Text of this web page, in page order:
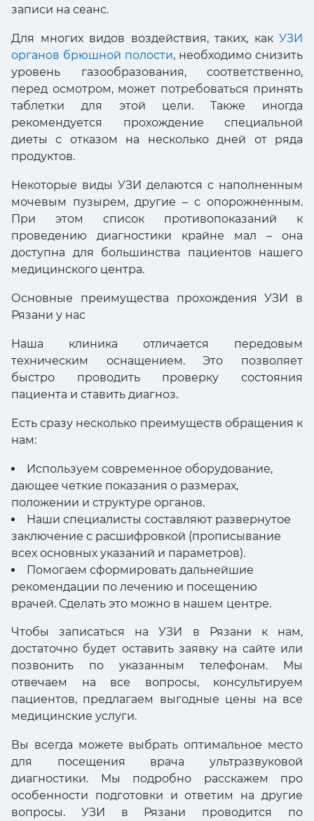
записи на сеанс.
Для многих видов воздействия, таких, как УЗИ
органов брюшной полости, необходимо снизить
уровень газообразования, соответственно,
перед осмотром, может потребоваться принять
таблетки для этой цели. Также иногда
рекомендуется прохождение специальной
диеты с отказом на несколько дней от ряда
продуктов.
Некоторые виды УЗИ делаются с наполненным
мочевым пузырем, другие – с опорожненным.
При этом список противопоказаний к
проведению диагностики крайне мал – она
доступна для большинства пациентов нашего
медицинского центра.
Основные преимущества прохождения УЗИ в
Рязани у нас
Наша клиника отличается передовым
техническим оснащением. Это позволяет
быстро проводить проверку состояния
пациента и ставить диагноз.
Есть сразу несколько преимуществ обращения к
нам:
Используем современное оборудование,
дающее четкие показания о размерах,
положении и структуре органов.
Наши специалисты составляют развернутое
заключение с расшифровкой (прописывание
всех основных указаний и параметров).
Помогаем сформировать дальнейшие
рекомендации по лечению и посещению
врачей. Сделать это можно в нашем центре.
Чтобы записаться на УЗИ в Рязани к нам,
достаточно будет оставить заявку на сайте или
позвонить по указанным телефонам. Мы
отвечаем на все вопросы, консультируем
пациентов, предлагаем выгодные цены на все
медицинские услуги.
Вы всегда можете выбрать оптимальное место
для посещения врача ультразвуковой
диагностики. Мы подробно расскажем про
особенности подготовки и ответим на другие
вопросы. УЗИ в Рязани проводится по